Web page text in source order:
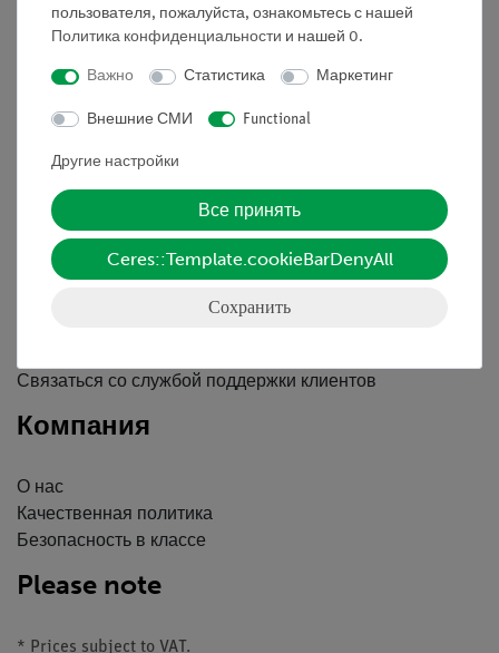
Информация
Контактное лицо
Условия сотрудничества
Вводные данные
Обслуживание
Краткий обзор услуг
Связаться со службой поддержки клиентов
Компания
О нас
Качественная политика
Безопасность в классе
Please note
* Prices subject to VAT.
пользователя, пожалуйста, ознакомьтесь с нашей
Политика конфиденциальности и нашей 0.
Важно Статистика Маркетинг
Внешние СМИ Functional
Другие настройки
Все принять
Ceres::Template.cookieBarDenyAll
Сохранить